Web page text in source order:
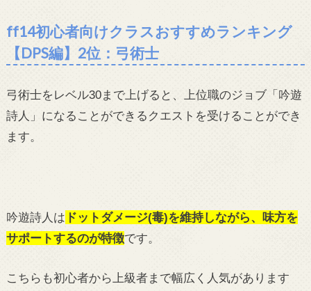
ff14初心者向けクラスおすすめランキング
【DPS編】2位：弓術士
弓術士をレベル30まで上げると、上位職のジョブ「吟遊
詩人」になることができるクエストを受けることができ
ます。
吟遊詩人は ドットダメージ(毒)を維持しながら、味方を
サポートするのが特徴です。
こちらも初心者から上級者まで幅広く人気があります